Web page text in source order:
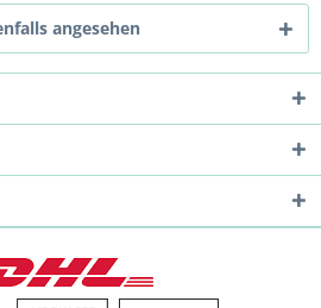
angesehen